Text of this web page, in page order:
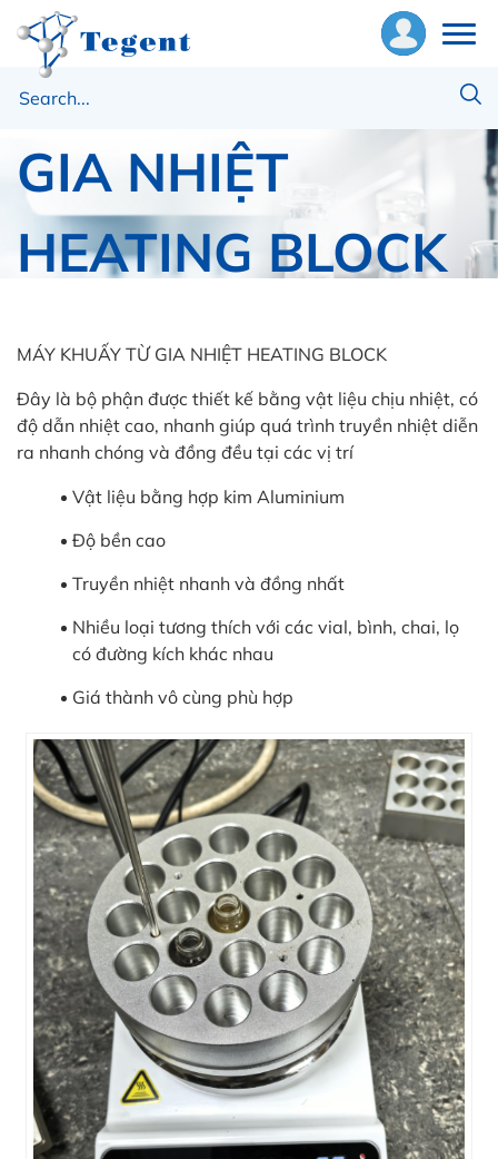
MÁY KHUẤY TỪ
GIA NHIỆT
HEATING BLOCK
MÁY KHUẤY TỪ GIA NHIỆT HEATING BLOCK
MÁY KHUẤY TỪ GIA NHIỆT HEATING BLOCK
Đây là bộ phận được thiết kế bằng vật liệu chịu nhiệt, có
độ dẫn nhiệt cao, nhanh giúp quá trình truyền nhiệt diễn
ra nhanh chóng và đồng đều tại các vị trí
Vật liệu bằng hợp kim Aluminium
Độ bền cao
Truyền nhiệt nhanh và đồng nhất
Nhiều loại tương thích với các vial, bình, chai, lọ
có đường kích khác nhau
Giá thành vô cùng phù hợp